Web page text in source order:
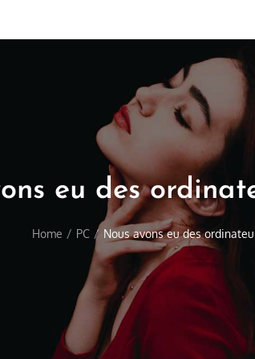
eu des
Home PC Nous avons eu des